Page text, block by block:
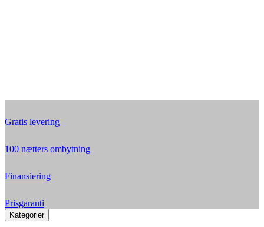
Gratis levering
100 nætters ombytning
Finansiering
Prisgaranti
Kategorier